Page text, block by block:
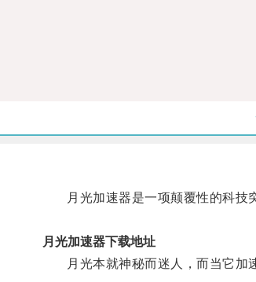
月光加速器是一项颠覆性的科技突
月光加速器下载地址
月光本就神秘而迷人，而当它加速